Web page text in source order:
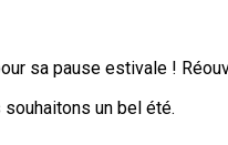
sa pause estivale !
un bel été.